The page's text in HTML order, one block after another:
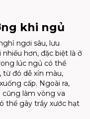
khi ngủ
ngơi sâu, lưu
hơn, đặc biệt là ở
lúc ngủ có thể
đó dễ xỉn màu,
cấp. Ngoài ra,
làm vòng va
thể gây trầy xước hạt